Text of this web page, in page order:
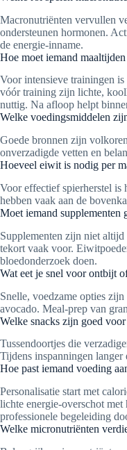
Macronutriënten vervullen
ondersteunen hormonen.
de energie-inname.
Hoe moet iemand
Voor intensieve trainingen
vóór training zijn lichte,
nuttig. Na afloop helpt
Welke voedingsmiddelen
Goede bronnen zijn
onverzadigde vetten en
Hoeveel eiwit is nodig per
Voor effectief spierherstel is
hebben vaak aan de
Moet iemand
Supplementen zijn niet
tekort vaak voor.
bloedonderzoek doen.
Wat eet je snel voor ontbijt
Snelle, voedzame opties
avocado. Meal-prep van
Welke snacks zijn goed
Tussendoortjes die
Tijdens inspanningen
Hoe past iemand voeding
Personalisatie start met
lichte energie-overschot
professionele begeleiding
Welke micronutriënten